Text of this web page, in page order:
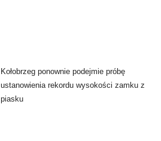
Kołobrzeg ponownie podejmie próbę
ustanowienia rekordu wysokości zamku z
piasku